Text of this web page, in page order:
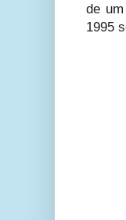
de
1995